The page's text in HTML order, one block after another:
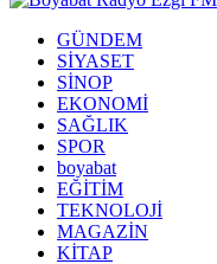
GÜNDEM
SİYASET
SİNOP
EKONOMİ
SAĞLIK
SPOR
boyabat
EĞİTİM
TEKNOLOJİ
MAGAZİN
KİTAP